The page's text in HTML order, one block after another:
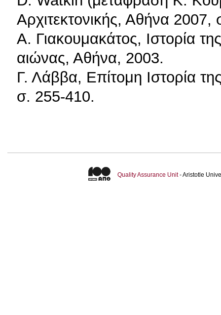
Αρχιτεκτονικής, Αθήνα
Α. Γιακουμακάτος, Ιστορία
αιώνας, Αθήνα, 2003.
Γ. Λάββα, Επίτομη Ιστορία
σ. 255-410.
Quality Assurance Unit- Aristotle